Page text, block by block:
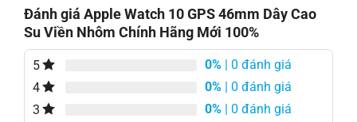
Đánh giá Apple Watch 10 GPS 46mm Dây Cao
Su Viền Nhôm Chính Hãng Mới 100%
5 0% | 0 đánh giá
4
0% | 0 đánh giá
3
0% | 0 đánh giá